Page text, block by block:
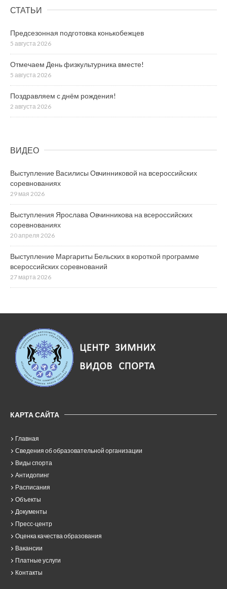
СТАТЬИ
Предсезонная подготовка конькобежцев
5 августа 2026
Отмечаем День физкультурника вместе!
5 августа 2026
Поздравляем с днём рождения!
2 августа 2026
ВИДЕО
Выступление Василисы Овчинниковой на всероссийских
соревнованиях
29 мая 2026
Выступления Ярослава Овчинникова на всероссийских
соревнованиях
20 апреля 2026
Выступление Маргариты Бельских в короткой программе
всероссийских соревнований
27 марта 2026
КАРТА САЙТА
Главная
Сведения об образовательной организации
Виды спорта
Антидопинг
Расписания
Объекты
Документы
Пресс-центр
Оценка качества образования
Вакансии
Платные услуги
Контакты